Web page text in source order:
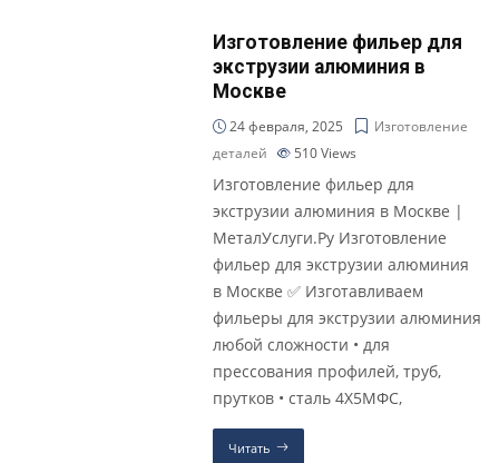
Изготовление фильер для
экструзии алюминия в
Москве
24 февраля, 2025
Изготовление
деталей
510Views
Изготовление фильер для
экструзии алюминия в Москве |
МеталУслуги.Ру Изготовление
фильер для экструзии алюминия
в Москве ✅ Изготавливаем
фильеры для экструзии алюминия
любой сложности • для
прессования профилей, труб,
прутков • сталь 4Х5МФС,
Читать